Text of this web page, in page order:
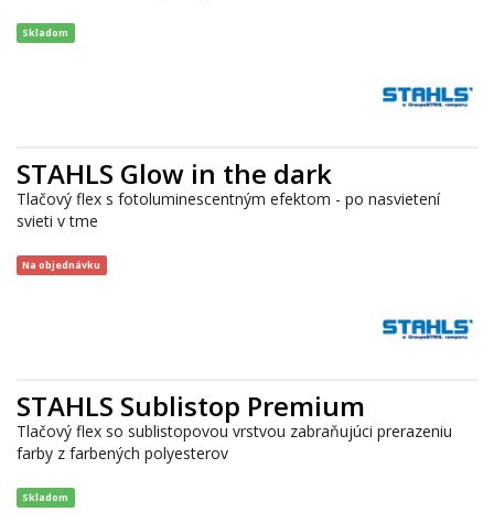
Skladom
STAHLS Glow in the dark
Tlačový flex s fotoluminescentným efektom - po nasvietení
svieti v tme
Na objednávku
STAHLS Sublistop Premium
Tlačový flex so sublistopovou vrstvou zabraňujúci prerazeniu
farby z farbených polyesterov
Skladom